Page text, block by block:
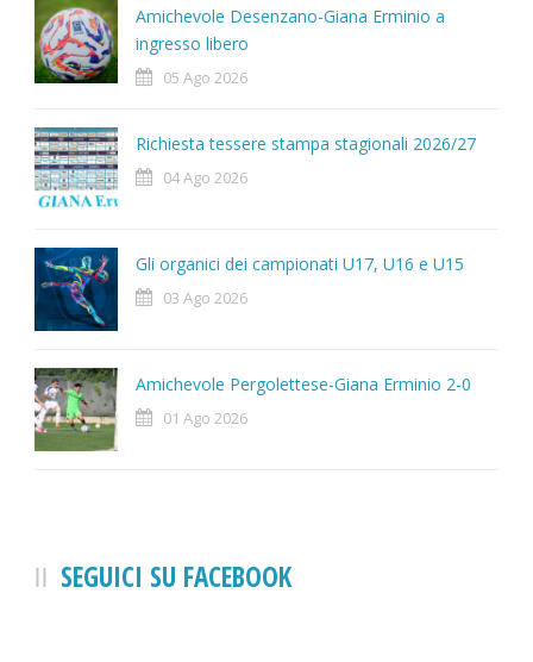
Amichevole Desenzano-Giana Erminio a
ingresso libero
05 Ago 2026
Richiesta tessere stampa stagionali 2026/27
04 Ago 2026
Gli organici dei campionati U17, U16 e U15
03 Ago 2026
Amichevole Pergolettese-Giana Erminio 2-0
01 Ago 2026
SEGUICI SU FACEBOOK